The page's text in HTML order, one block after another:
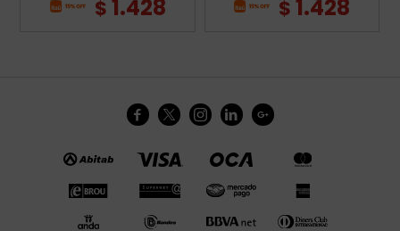
$1.428 $1.428
    